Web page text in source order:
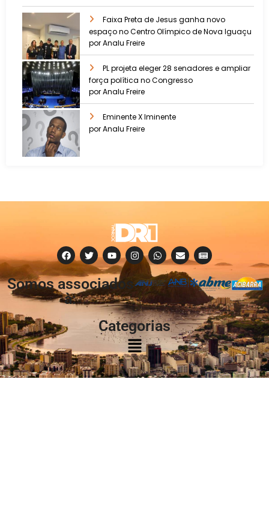
Faixa Preta de Jesus ganha novo
espaço no Centro Olímpico de Nova Iguaçu
por Analu Freire
PL projeta eleger 28 senadores e ampliar
força política no Congresso
por Analu Freire
Eminente X Iminente
por Analu Freire
Somos associados
à:
Categorias